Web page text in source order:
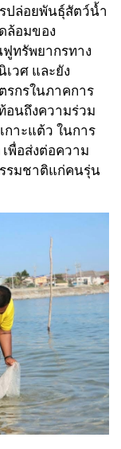
ปล่อยพันธุ์สัตว์น้ำ
ล้อมของ
ทรัพยากรทาง
วศ และยัง
รกรในภาคการ
อนถึงความร่วม
กาะแต้ว ในการ
พื่อส่งต่อความ
รมชาติแก่คนรุ่น